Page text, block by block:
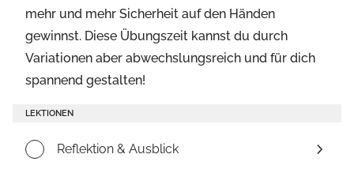
mehr und mehr Sicherheit auf den Händen
gewinnst. Diese Übungszeit kannst du durch
Variationen aber abwechslungsreich und für dich
spannend gestalten!
LEKTIONEN
Reflektion & Ausblick